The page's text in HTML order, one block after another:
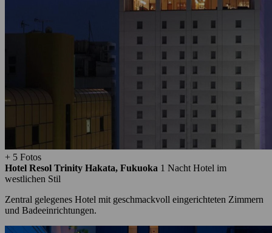
+ 5 Fotos
Hotel Resol Trinity Hakata, Fukuoka 1 Nacht Hotel im
westlichen Stil
Zentral gelegenes Hotel mit geschmackvoll eingerichteten Zimmern
und Badeeinrichtungen.